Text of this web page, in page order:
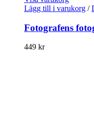
Lägg till i varukorg /
Fotografens
449 kr